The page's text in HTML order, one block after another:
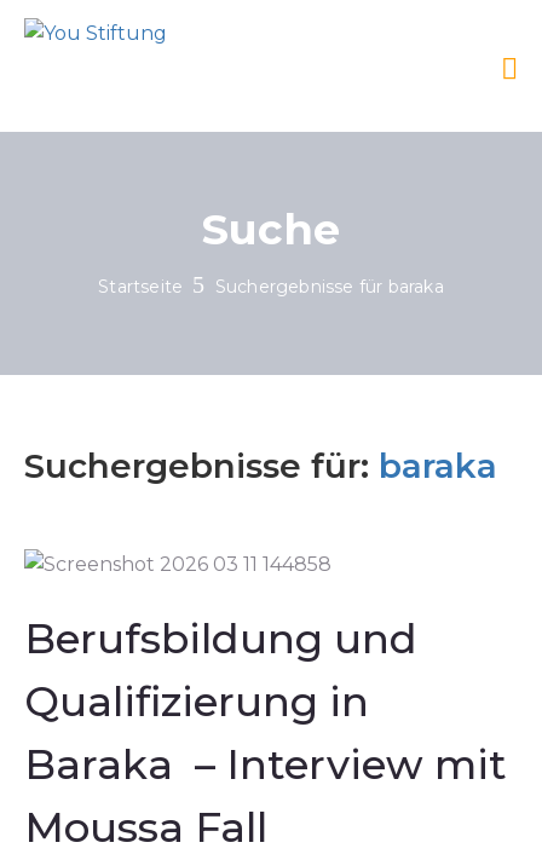
Suche
Startseite Suchergebnisse für baraka
Suchergebnisse für: baraka
Berufsbildung und
Qualifizierung in
Baraka – Interview mit
Moussa Fall